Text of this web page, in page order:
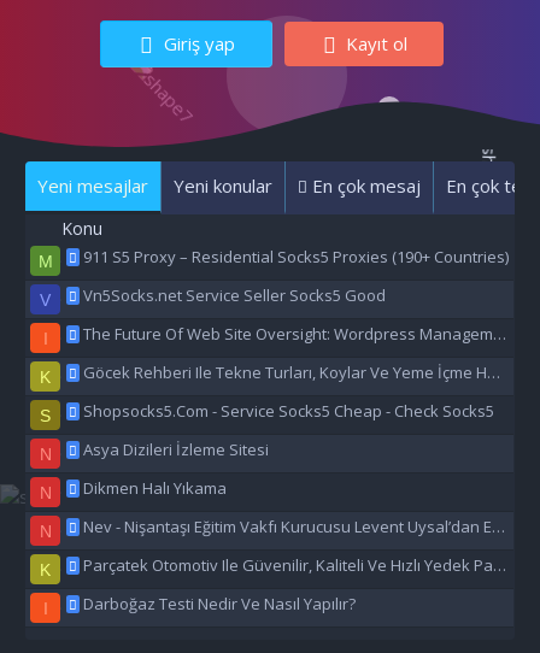
Giriş yap Kayıt ol
Yeni mesajlar Yeni konular En çok mesaj En çok
Konu
M 911 S5 Proxy – Residential Socks5 Proxies (190+ Countries)
V Vn5Socks.net Service Seller Socks5 Good
I The Future Of Web Site Oversight: Wordpress Management Aı
K Göcek Rehberi Ile Tekne Turları, Koylar Ve Yeme İçme Hakkında Eşsiz Bilgiler
S Shopsocks5.Com - Service Socks5 Cheap - Check Socks5
N Asya Dizileri İzleme Sitesi
N Dikmen Halı Yıkama
N Nev - Nişantaşı Eğitim Vakfı Kurucusu Levent Uysal’dan Eğitime Büyük Destek
K Parçatek Otomotiv Ile Güvenilir, Kaliteli Ve Hızlı Yedek Parça Çözümleri
I Darboğaz Testi Nedir Ve Nasıl Yapılır?